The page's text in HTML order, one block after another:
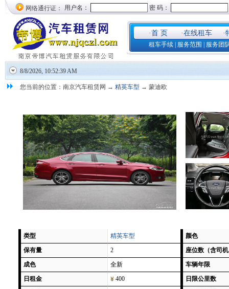
网络通行证：
·首 页 ·在线租车 ·
租车手续| 服务范围 服务团
8/8/2026, 10:52:39 AM
您当前的位置：南京汽车租赁网 → 精英车型 → 蒙迪欧
类型 精英车型
颜色
保有量
2
座位数（含司
成色
全新
车辆年限
日租金
400
日限公里数